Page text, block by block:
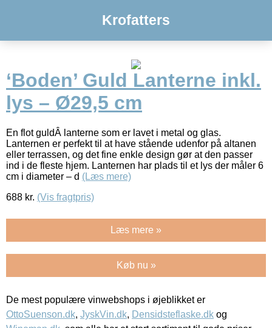
Krofatters
‘Boden’ Guld Lanterne inkl.
lys – Ø29,5 cm
En flot guldÂ lanterne som er lavet i metal og glas.
Lanternen er perfekt til at have stående udenfor på altanen
eller terrassen, og det fine enkle design gør at den passer
ind i de fleste hjem. Lanternen har plads til et lys der måler 6
cm i diameter – d (Læs mere)
688 kr. (Vis fragtpris)
Læs mere »
Køb nu »
De mest populære vinwebshops i øjeblikket er
OttoSuenson.dk, JyskVin.dk, Densidsteflaske.dk og